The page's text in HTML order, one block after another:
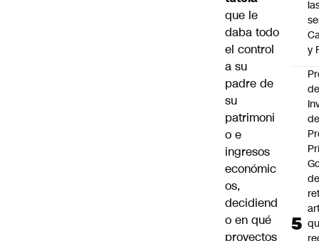
que le
daba todo
el control
a su
padre de
su
patrimoni
o e
ingresos
económic
os,
decidiend
o en qué
proyectos
y
de